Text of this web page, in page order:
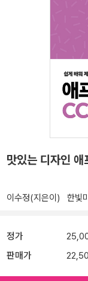
맛있는 디자인
이수정(지은이) 한빛
정가
판매가